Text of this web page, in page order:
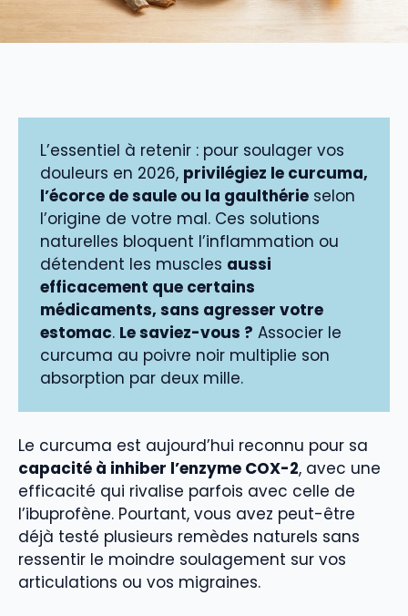
L’essentiel à retenir : pour soulager vos
douleurs en 2026, privilégiez le curcuma,
l’écorce de saule ou la gaulthérie selon
l’origine de votre mal. Ces solutions
naturelles bloquent l’inflammation ou
détendent les muscles aussi
efficacement que certains
médicaments, sans agresser votre
estomac. Le saviez-vous ? Associer le
curcuma au poivre noir multiplie son
absorption par deux mille.
Le curcuma est aujourd’hui reconnu pour sa
capacité à inhiber l’enzyme COX-2, avec une
efficacité qui rivalise parfois avec celle de
l’ibuprofène. Pourtant, vous avez peut-être
déjà testé plusieurs remèdes naturels sans
ressentir le moindre soulagement sur vos
articulations ou vos migraines.